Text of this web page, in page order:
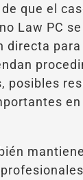
que el
Law PC
directa
posibles
en
mantiene